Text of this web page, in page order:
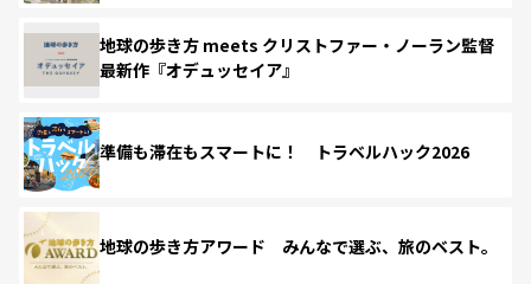
地球の歩き方 meets クリストファー・ノーラン監督
最新作『オデュッセイア』
準備も滞在もスマートに！ トラベルハック2026
地球の歩き方アワード みんなで選ぶ、旅のベスト。